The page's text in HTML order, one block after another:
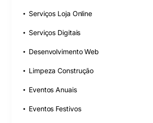
Serviços Loja Online
Serviços Digitais
Desenvolvimento Web
Limpeza Construção
Eventos Anuais
Eventos Festivos